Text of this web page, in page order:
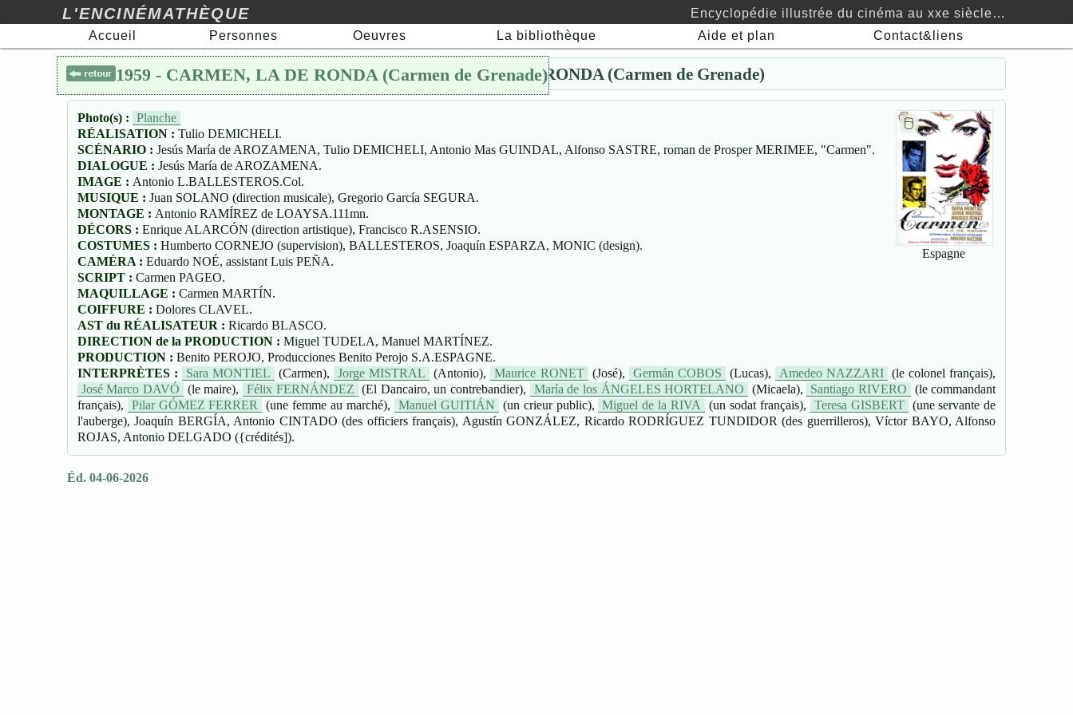
L'ENCINÉMATHÈQUE
Encyclopédie illustrée du cinéma au xxe siècle…
Accueil
Personnes Oeuvres La bibliothèque Aide et plan Contact&liens
1959 - CARMEN, LA DE RONDA (Carmen de Grenade) 🖯
1959 - CARMEN, LA DE RONDA (Carmen de Grenade)
🖯
Espagne
Photo(s) : Planche
RÉALISATION : Tulio DEMICHELI.
SCÉNARIO : Jesús María de AROZAMENA, Tulio DEMICHELI, Antonio Mas GUINDAL, Alfonso SASTRE, roman de Prosper MERIMEE, "Carmen".
DIALOGUE : Jesús María de AROZAMENA.
IMAGE : Antonio L.BALLESTEROS.Col.
MUSIQUE : Juan SOLANO (direction musicale), Gregorio García SEGURA.
MONTAGE : Antonio RAMÍREZ de LOAYSA.111mn.
DÉCORS : Enrique ALARCÓN (direction artistique), Francisco R.ASENSIO.
COSTUMES : Humberto CORNEJO (supervision), BALLESTEROS, Joaquín ESPARZA, MONIC (design).
CAMÉRA : Eduardo NOÉ, assistant Luis PEÑA.
SCRIPT : Carmen PAGEO.
MAQUILLAGE : Carmen MARTÍN.
COIFFURE : Dolores CLAVEL.
AST du RÉALISATEUR : Ricardo BLASCO.
DIRECTION de la PRODUCTION : Miguel TUDELA, Manuel MARTÍNEZ.
PRODUCTION : Benito PEROJO, Producciones Benito Perojo S.A.ESPAGNE.
INTERPRÈTES :
Sara MONTIEL (Carmen), Jorge MISTRAL (Antonio), Maurice RONET (José), Germán COBOS (Lucas), Amedeo NAZZARI (le colonel français),
José Marco DAVÓ
(le maire), Félix FERNÁNDEZ (El Dancairo, un contrebandier), María de los ÁNGELES HORTELANO (Micaela), Santiago RIVERO
(le commandant
français),
Pilar GÓMEZ FERRER (une femme au marché), Manuel GUITIÁN (un crieur public), Miguel de la RIVA (un sodat français), Teresa GISBERT
(une servante de
l'auberge), Joaquín BERGÍA, Antonio CINTADO (des officiers français), Agustín GONZÁLEZ, Ricardo RODRÍGUEZ TUNDIDOR (des guerrilleros), Víctor BAYO, Alfonso
ROJAS, Antonio DELGADO ({crédités]).
Éd. 04-06-2026